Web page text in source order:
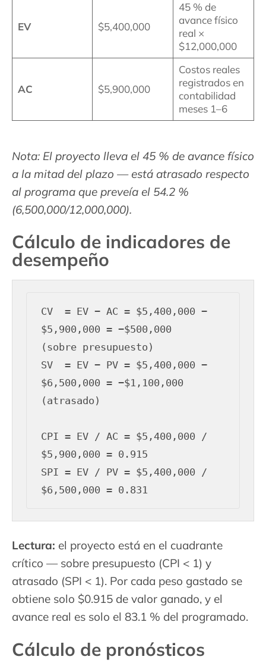
EV $5,400,000
45 % de
avance físico
real ×
$12,000,000
AC $5,900,000
Costos reales
registrados en
contabilidad
meses 1–6
Nota: El proyecto lleva el 45 % de avance físico
a la mitad del plazo — está atrasado respecto
al programa que preveía el 54.2 %
(6,500,000/12,000,000).
Cálculo de indicadores de
desempeño
CV  = EV − AC = $5,400,000 −
$5,900,000 = −$500,000
(sobre presupuesto)
SV  = EV − PV = $5,400,000 −
$6,500,000 = −$1,100,000
(atrasado)
CPI = EV / AC = $5,400,000 /
$5,900,000 = 0.915
SPI = EV / PV = $5,400,000 /
Lectura: el proyecto está en el cuadrante
crítico — sobre presupuesto (CPI < 1) y
atrasado (SPI < 1). Por cada peso gastado se
obtiene solo $0.915 de valor ganado, y el
avance real es solo el 83.1 % del programado.
Cálculo de pronósticos